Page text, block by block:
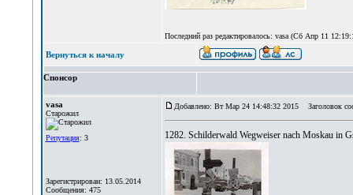
Последний раз редактировалось: vasa (Сб Апр 11
Вернуться к началу
Спонсор
vasa
Старожил
Репутация: 3
Зарегистрирован: 13.05.2014
Сообщения: 475
Добавлено: Вт Мар 24 14:48:32 2015 Заголовок
1282. Schilderwald Wegweiser nach Moskau in